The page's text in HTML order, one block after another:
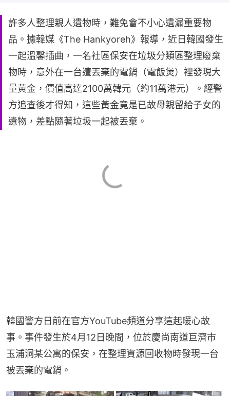
許多人整理親人遺物時，難免會不小心遺漏重要物
品。據韓媒《The Hankyoreh》報導，近日韓國發生
一起溫馨插曲，一名社區保安在垃圾分類區整理廢棄
物時，意外在一台遭丟棄的電鍋（電飯煲）裡發現大
量黃金，價值高達2100萬韓元（約11萬港元）。經警
方追查後才得知，這些黃金竟是已故母親留給子女的
遺物，差點隨著垃圾一起被丟棄。
韓國警方日前在官方YouTube頻道分享這起暖心故
事。事件發生於4月12日晚間，位於慶尚南道巨濟市
玉浦洞某公寓的保安，在整理資源回收物時發現一台
被丟棄的電鍋。